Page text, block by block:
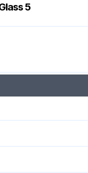
5